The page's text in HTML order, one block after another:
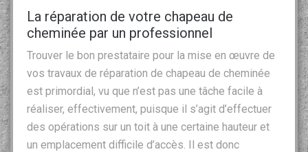
La réparation de votre chapeau de
cheminée par un professionnel
Trouver le bon prestataire pour la mise en œuvre de
vos travaux de réparation de chapeau de cheminée
est primordial, vu que n’est pas une tâche facile à
réaliser, effectivement, puisque il s’agit d’effectuer
des opérations sur un toit à une certaine hauteur et
un emplacement difficile d’accès. Il est donc